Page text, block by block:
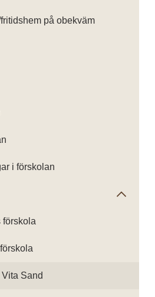
på obekväm
i förskolan
förskola
Sand